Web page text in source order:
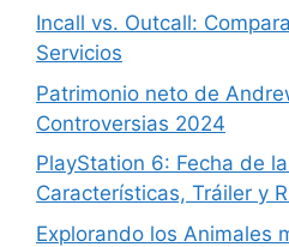
Incall vs. Outcall:
Servicios
Patrimonio neto de
Controversias 2024
PlayStation 6: Fecha de
Características, Tráiler y
Explorando los Animales